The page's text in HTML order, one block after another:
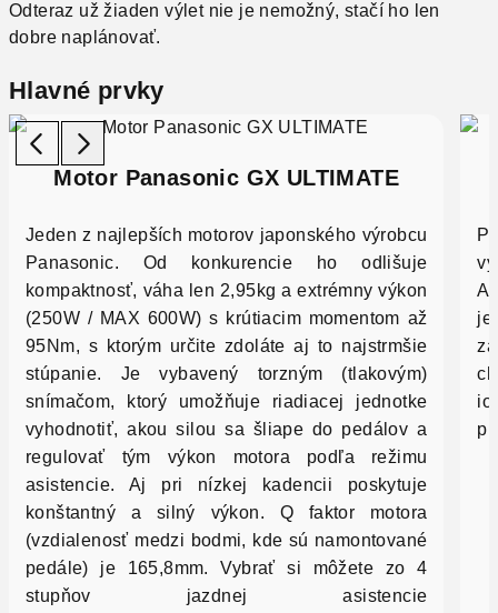
Odteraz už žiaden výlet nie je nemožný, stačí ho len
dobre naplánovať.
Hlavné prvky
Motor Panasonic GX ULTIMATE
Jeden z najlepších motorov japonského výrobcu
Panasonic. Od konkurencie ho odlišuje
kompaktnosť, váha len 2,95kg a extrémny výkon
(250W / MAX 600W) s krútiacim momentom až
95Nm, s ktorým určite zdoláte aj to najstrmšie
stúpanie. Je vybavený torzným (tlakovým)
snímačom, ktorý umožňuje riadiacej jednotke
vyhodnotiť, akou silou sa šliape do pedálov a
regulovať tým výkon motora podľa režimu
asistencie. Aj pri nízkej kadencii poskytuje
konštantný a silný výkon. Q faktor motora
(vzdialenosť medzi bodmi, kde sú namontované
pedále) je 165,8mm. Vybrať si môžete zo 4
stupňov jazdnej asistencie